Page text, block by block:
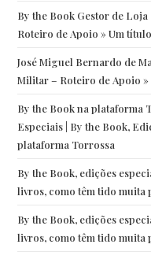
By the Book Gestor de Loja
Roteiro de Apoio » Um
José Miguel Bernardo de
Militar – Roteiro de Apoio
By the Book na plataforma
Especiais | By the Book,
plataforma Torrossa
By the Book, edições
livros, como têm tido
By the Book, edições
livros, como têm tido